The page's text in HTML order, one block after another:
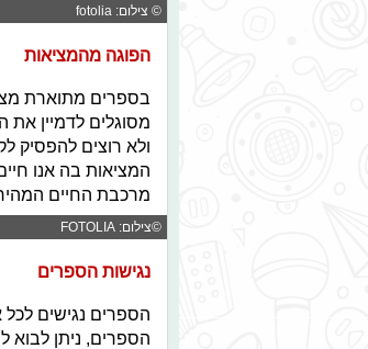
© צילום: fotolia
הפוגה מהמציאות
בספרים מתוארת
מסוגלים לדמיין
ולא רוצים להפסיק
המציאות בה אנו
מרכבת החיים
©צילום: FOTOLIA
נגישות הספרים
הספרים נגישים לכל
הספרים, ניתן לבוא